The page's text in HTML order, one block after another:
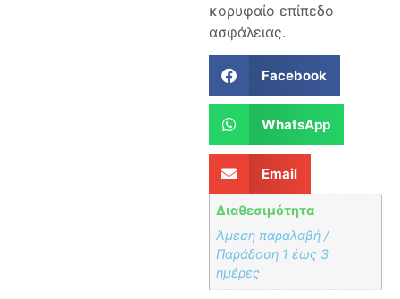
κορυφαίο επίπεδο
ασφάλειας.
Facebook
WhatsApp
Email
Διαθεσιμότητα
Άμεση παραλαβή /
Παράδoση 1 έως 3
ημέρες